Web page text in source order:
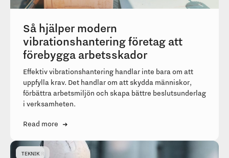
NYHETER
TEKNIK
Så hjälper modern
vibrationshantering företag att
förebygga arbetsskador
Effektiv vibrationshantering handlar inte bara om att
uppfylla krav. Det handlar om att skydda människor,
förbättra arbetsmiljön och skapa bättre beslutsunderlag
i verksamheten.
Read more